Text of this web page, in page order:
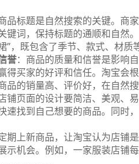
品标题是自然搜索的关键。商
键词，保持标题的通顺和自然
”，既包含了季节、款式、材
誉：商品的质量和信誉是影响
得买家的好评和信任。淘宝会
品的销量高、评价好，在自然
铺页面的设计要简洁、美观、
速找到自己想要的商品。同时
期上新商品，让淘宝认为店铺
示机会。例如，一家服装店铺